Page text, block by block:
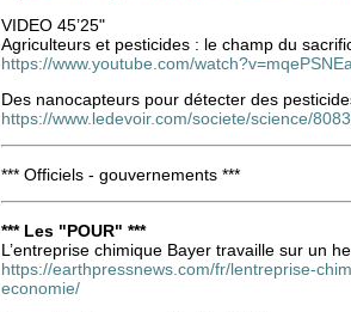
VIDEO 45’25"
Agriculteurs et pesticides : le champ du
https://www.youtube.com/
Des nanocapteurs pour détecter des
https://www.ledevoir.com/societe/science/
*** Officiels - gouvernements ***
*** Les "POUR" ***
L’entreprise chimique Bayer travaille sur un
https://earthpressnews.com/fr/lentreprise-
economie/